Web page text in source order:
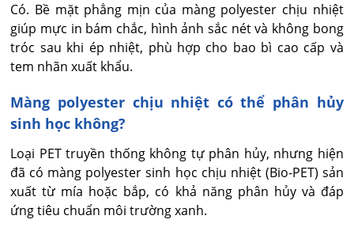
Có. Bề mặt phẳng mịn của màng polyester chịu nhiệt
giúp mực in bám chắc, hình ảnh sắc nét và không bong
tróc sau khi ép nhiệt, phù hợp cho bao bì cao cấp và
tem nhãn xuất khẩu.
Màng polyester chịu nhiệt có thể phân hủy
sinh học không?
Loại PET truyền thống không tự phân hủy, nhưng hiện
đã có màng polyester sinh học chịu nhiệt (Bio-PET) sản
xuất từ mía hoặc bắp, có khả năng phân hủy và đáp
ứng tiêu chuẩn môi trường xanh.